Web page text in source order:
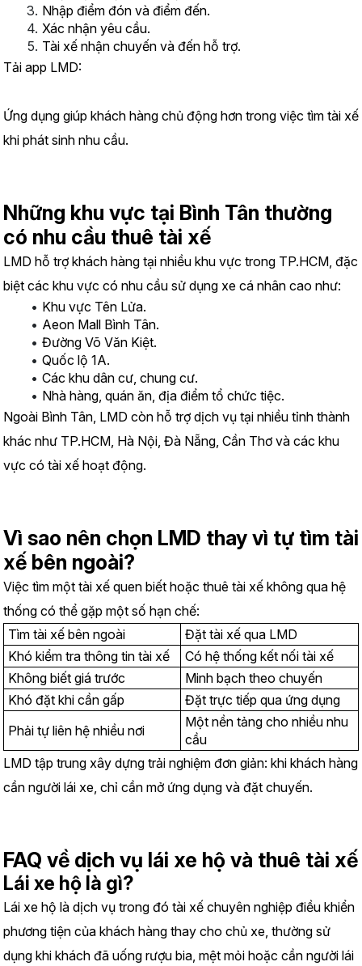
Nhập điểm đón và điểm đến.
Xác nhận yêu cầu.
Tài xế nhận chuyến và đến hỗ trợ.
Tải app LMD:
Ứng dụng giúp khách hàng chủ động hơn trong việc tìm tài xế
khi phát sinh nhu cầu.
Những khu vực tại Bình Tân thường
có nhu cầu thuê tài xế
LMD hỗ trợ khách hàng tại nhiều khu vực trong TP.HCM, đặc
biệt các khu vực có nhu cầu sử dụng xe cá nhân cao như:
Khu vực Tên Lửa.
Aeon Mall Bình Tân.
Đường Võ Văn Kiệt.
Quốc lộ 1A.
Các khu dân cư, chung cư.
Nhà hàng, quán ăn, địa điểm tổ chức tiệc.
Ngoài Bình Tân, LMD còn hỗ trợ dịch vụ tại nhiều tỉnh thành
khác như TP.HCM, Hà Nội, Đà Nẵng, Cần Thơ và các khu
vực có tài xế hoạt động.
Vì sao nên chọn LMD thay vì tự tìm tài
xế bên ngoài?
Việc tìm một tài xế quen biết hoặc thuê tài xế không qua hệ
thống có thể gặp một số hạn chế:
Tìm tài xế bên ngoài
Đặt tài xế qua LMD
Khó kiểm tra thông tin tài xế
Có hệ thống kết nối tài xế
Không biết giá trước
Minh bạch theo chuyến
Khó đặt khi cần gấp
Đặt trực tiếp qua ứng dụng
Phải tự liên hệ nhiều nơi
Một nền tảng cho nhiều nhu
cầu
LMD tập trung xây dựng trải nghiệm đơn giản: khi khách hàng
cần người lái xe, chỉ cần mở ứng dụng và đặt chuyến.
FAQ về dịch vụ lái xe hộ và thuê tài xế
Lái xe hộ là gì?
Lái xe hộ là dịch vụ trong đó tài xế chuyên nghiệp điều khiển
phương tiện của khách hàng thay cho chủ xe, thường sử
dụng khi khách đã uống rượu bia, mệt mỏi hoặc cần người lái